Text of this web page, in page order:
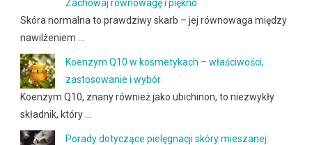
Zachowaj równowagę i piękno
Skóra normalna to prawdziwy skarb – jej równowaga między
nawilżeniem …
Koenzym Q10 w kosmetykach – właściwości,
zastosowanie i wybór
Koenzym Q10, znany również jako ubichinon, to niezwykły
składnik, który …
Porady dotyczące pielęgnacji skóry mieszanej: